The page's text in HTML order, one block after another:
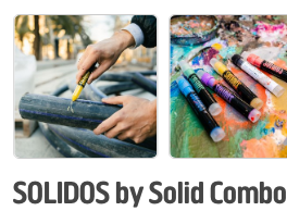
SOLIDOS by Solid Combo